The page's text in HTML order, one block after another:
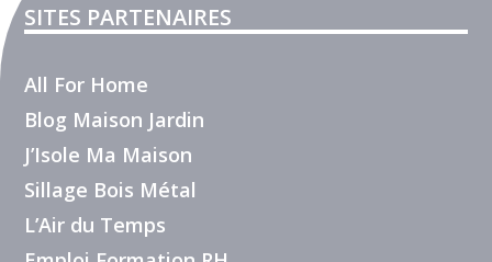
SITES PARTENAIRES
All For Home
Blog Maison Jardin
J’Isole Ma Maison
Sillage Bois Métal
L’Air du Temps